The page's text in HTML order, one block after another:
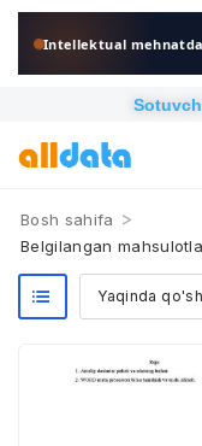
Intellektual
Bosh sahifa >
Belgilangan